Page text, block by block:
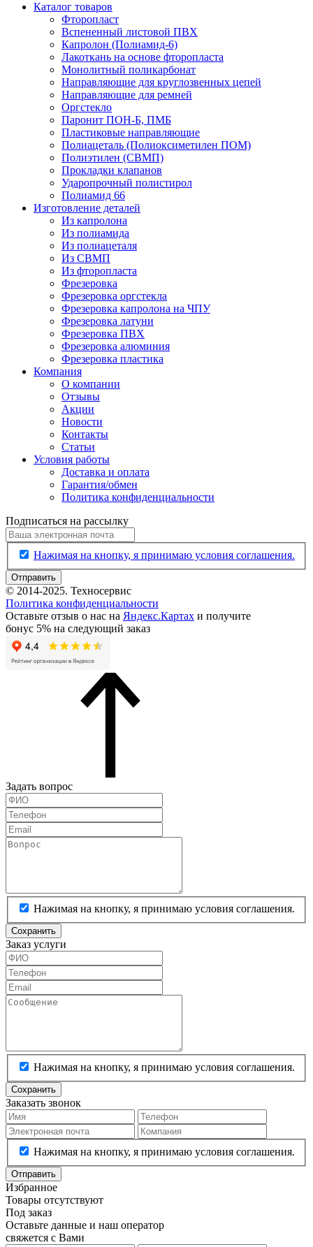
Каталог товаров
Фторопласт
Вспененный листовой ПВХ
Капролон (Полиамид-6)
Лакоткань на основе фторопласта
Монолитный поликарбонат
Направляющие для круглозвенных цепей
Направляющие для ремней
Оргстекло
Паронит ПОН-Б, ПМБ
Пластиковые направляющие
Полиацеталь (Полиоксиметилен ПОМ)
Полиэтилен (СВМП)
Прокладки клапанов
Ударопрочный полистирол
Полиамид 66
Изготовление деталей
Из капролона
Из полиамида
Из полиацеталя
Из СВМП
Из фторопласта
Фрезеровка
Фрезеровка оргстекла
Фрезеровка капролона на ЧПУ
Фрезеровка латуни
Фрезеровка ПВХ
Фрезеровка алюминия
Фрезеровка пластика
Компания
О компании
Отзывы
Акции
Новости
Контакты
Статьи
Условия работы
Доставка и оплата
Гарантия/обмен
Политика конфиденциальности
Подписаться на рассылку
Нажимая на кнопку, я принимаю условия соглашения.
Отправить
© 2014-2025. Техносервис
Политика конфиденциальности
Оставьте отзыв о нас на Яндекс.Картах и получите
бонус 5% на следующий заказ
Задать вопрос
Нажимая на кнопку, я принимаю условия соглашения.
Сохранить
Заказ услуги
Нажимая на кнопку, я принимаю условия соглашения.
Сохранить
Заказать звонок
Нажимая на кнопку, я принимаю условия соглашения.
Отправить
Избранное
Товары отсутствуют
Под заказ
Оставьте данные и наш оператор
свяжется с Вами